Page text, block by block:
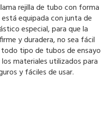
rejilla de tubo con forma
equipada con junta de
especial, para que la
y duradera, no sea fácil
tipo de tubos de ensayo
materiales utilizados para
y fáciles de usar.